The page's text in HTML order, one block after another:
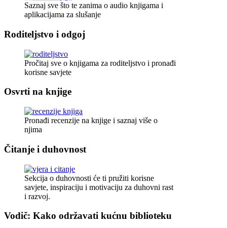
Saznaj sve što te zanima o audio knjigama i
aplikacijama za slušanje
Roditeljstvo i odgoj
Pročitaj sve o knjigama za roditeljstvo i pronađi
korisne savjete
Osvrti na knjige
Pronađi recenzije na knjige i saznaj više o
njima
Čitanje i duhovnost
Sekcija o duhovnosti će ti pružiti korisne
savjete, inspiraciju i motivaciju za duhovni rast
i razvoj.
Vodič: Kako održavati kućnu biblioteku